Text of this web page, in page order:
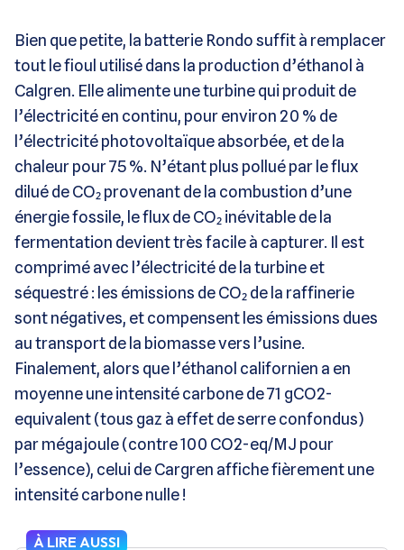
Bien que petite, la batterie Rondo suffit à remplacer
tout le fioul utilisé dans la production d’éthanol à
Calgren. Elle alimente une turbine qui produit de
l’électricité en continu, pour environ 20 % de
l’électricité photovoltaïque absorbée, et de la
chaleur pour 75 %. N’étant plus pollué par le flux
dilué de CO₂ provenant de la combustion d’une
énergie fossile, le flux de CO₂ inévitable de la
fermentation devient très facile à capturer. Il est
comprimé avec l’électricité de la turbine et
séquestré : les émissions de CO₂ de la raffinerie
sont négatives, et compensent les émissions dues
au transport de la biomasse vers l’usine.
Finalement, alors que l’éthanol californien a en
moyenne une intensité carbone de 71 gCO2-
equivalent (tous gaz à effet de serre confondus)
par mégajoule (contre 100 CO2-eq/MJ pour
l’essence), celui de Cargren affiche fièrement une
intensité carbone nulle !
À LIRE AUSSI